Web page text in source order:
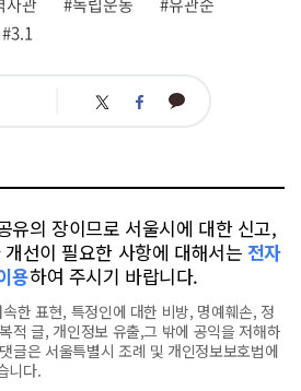
#3.1
트 페 카
유의 장이므로 서울시에 대한 신고,
선이 필요한 사항에 대해서는 전자
용하여 주시기 바랍니다.
한 표현, 특정인에 대한 비방, 명예훼손, 정
적 글, 개인정보 유출,그 밖에 공익을 저해하
글은 서울특별시 조례 및 개인정보보호법에
니다.